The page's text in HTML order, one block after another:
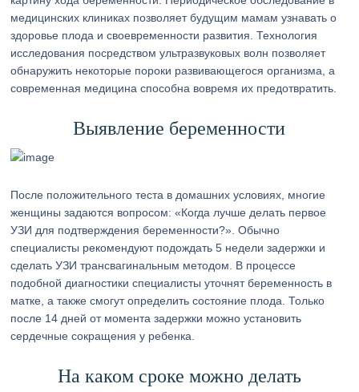
медицинских клиниках позволяет будущим мамам узнавать о
здоровье плода и своевременности развития. Технология
исследования посредством ультразвуковых волн позволяет
обнаружить некоторые пороки развивающегося организма, а
современная медицина способна вовремя их предотвратить.
Выявление беременности
После положительного теста в домашних условиях, многие
женщины задаются вопросом: «Когда лучше делать первое
УЗИ для подтверждения беременности?». Обычно
специалисты рекомендуют подождать 5 недели задержки и
сделать УЗИ трансвагинальным методом. В процессе
подобной диагностики специалисты уточнят беременность в
матке, а также смогут определить состояние плода. Только
после 14 дней от момента задержки можно установить
сердечные сокращения у ребенка.
На каком сроке можно делать